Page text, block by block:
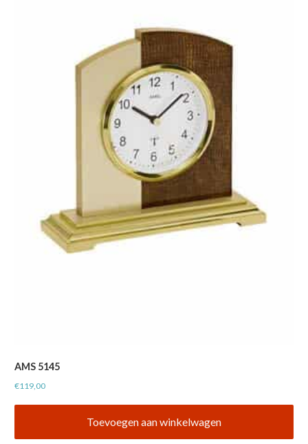
AMS 5145
€119,00
Toevoegen aan winkelwagen